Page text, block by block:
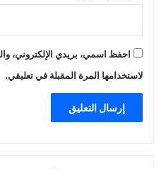
احفظ اسمي، بريدي الإلكتروني،
لاستخدامها المرة المقبلة في تعليقي.